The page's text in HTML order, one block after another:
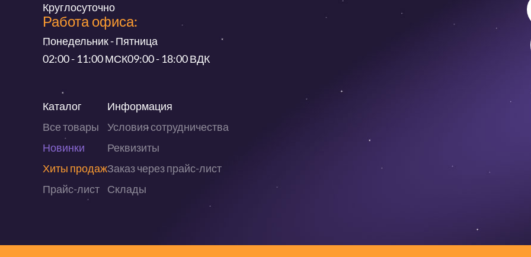
Круглосуточно
Работа офиса:
Понедельник - Пятница
02:00 - 11:00 МСК09:00 - 18:00 ВДК
Каталог
Все товары
Новинки
Хиты продаж
Прайс-лист
Информация
Условия сотрудничества
Реквизиты
Заказ через прайс-лист
Склады